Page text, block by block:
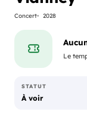
Concert 2028
Le
STATUT
À voir